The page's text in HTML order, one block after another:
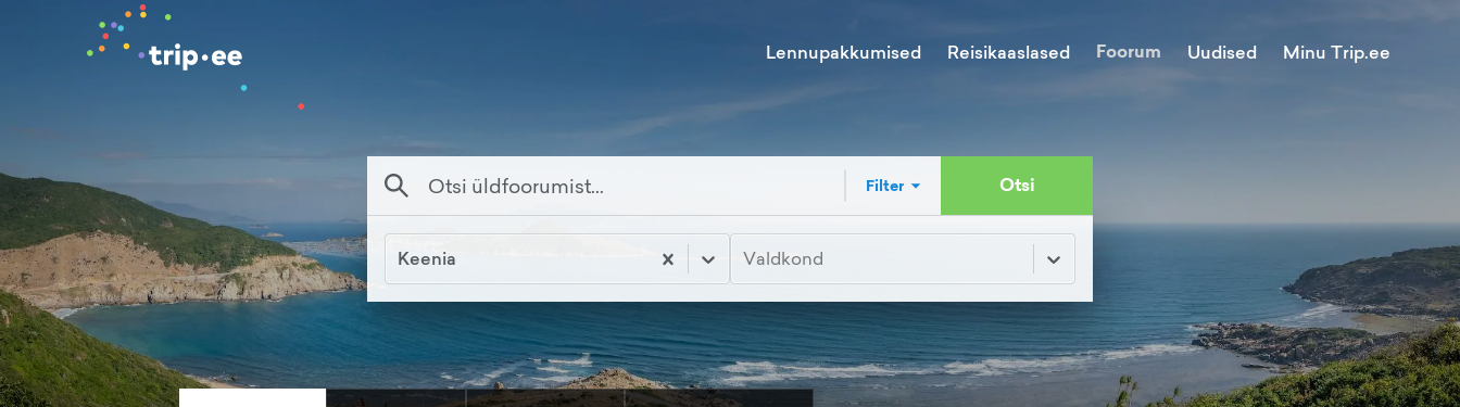
Lennupakkumised Reisikaaslased Foorum Uudised Minu Trip.ee
Filter Otsi
Keenia Valdkond